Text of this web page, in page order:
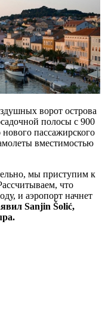
ворот острова
полосы с 900
нового пассажирского
вместимостью
мы приступим к
что
и аэропорт начнет
Sanjin Šolić,